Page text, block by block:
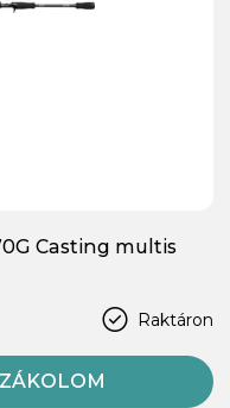
Casting multis
Raktáron